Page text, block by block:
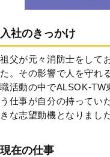
入社のきっかけ
祖父が元々消防士をして
た。その影響で人を守れ
職活動の中でALSOK-TW
う仕事が自分の持ってい
きな志望動機となりました
現在の仕事